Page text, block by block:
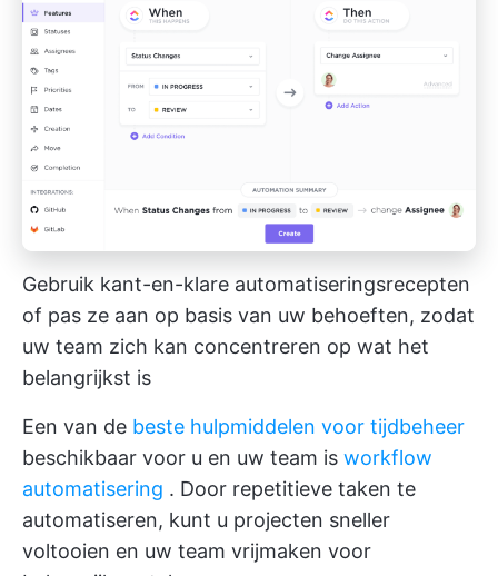
Gebruik kant-en-klare automatiseringsrecepten
of pas ze aan op basis van uw behoeften, zodat
uw team zich kan concentreren op wat het
belangrijkst is
Een van de beste hulpmiddelen voor tijdbeheer
beschikbaar voor u en uw team is workflow
automatisering . Door repetitieve taken te
automatiseren, kunt u projecten sneller
voltooien en uw team vrijmaken voor